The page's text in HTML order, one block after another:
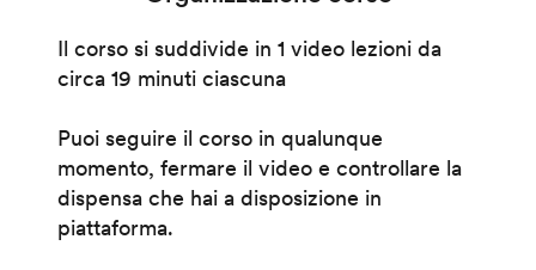
Il corso si suddivide in 1 video lezioni da
circa 19 minuti ciascuna
Puoi seguire il corso in qualunque
momento, fermare il video e controllare la
dispensa che hai a disposizione in
piattaforma.